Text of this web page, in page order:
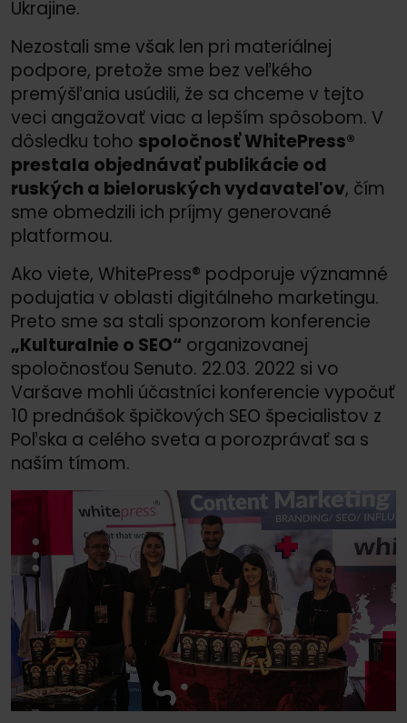
Ukrajine.
Nezostali sme však len pri materiálnej
podpore, pretože sme bez veľkého
premýšľania usúdili, že sa chceme v tejto
veci angažovať viac a lepším spôsobom. V
dôsledku toho spoločnosť WhitePress®
prestala objednávať publikácie od
ruských a bieloruských vydavateľov, čím
sme obmedzili ich príjmy generované
platformou.
Ako viete, WhitePress® podporuje významné
podujatia v oblasti digitálneho marketingu.
Preto sme sa stali sponzorom konferencie
„Kulturalnie o SEO“ organizovanej
spoločnosťou Senuto. 22.03. 2022 si vo
Varšave mohli účastníci konferencie vypočuť
10 prednášok špičkových SEO špecialistov z
Poľska a celého sveta a porozprávať sa s
naším tímom.